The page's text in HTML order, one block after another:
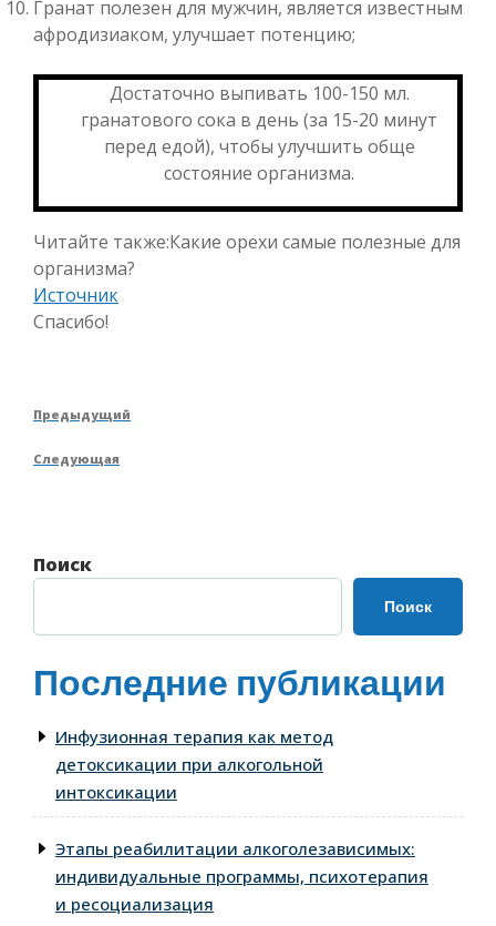
Гранат полезен для мужчин, является известным
афродизиаком, улучшает потенцию;
Достаточно выпивать 100-150 мл.
гранатового сока в день (за 15-20 минут
перед едой), чтобы улучшить обще
состояние организма.
Читайте также:Какие орехи самые полезные для
организма?
Источник
Спасибо!
Навигация
по
записям
Предыдущая
Предыдущий
Следующая
Следующая
Поиск
Поиск
Последние публикации
Инфузионная терапия как метод
детоксикации при алкогольной
интоксикации
Этапы реабилитации алкоголезависимых:
индивидуальные программы, психотерапия
и ресоциализация